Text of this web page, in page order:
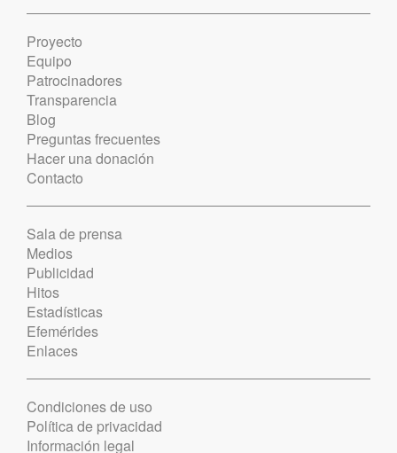
Proyecto
Equipo
Patrocinadores
Transparencia
Blog
Preguntas frecuentes
Hacer una donación
Contacto
Sala de prensa
Medios
Publicidad
Hitos
Estadísticas
Efemérides
Enlaces
Condiciones de uso
Política de privacidad
Información legal